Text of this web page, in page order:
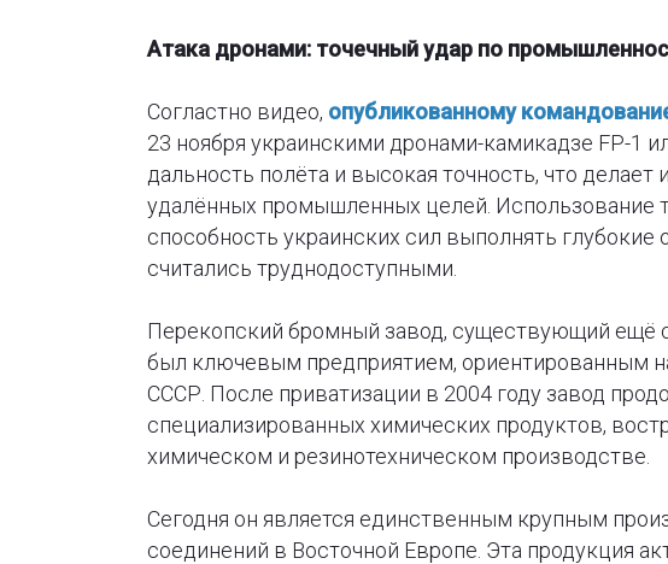
Атака дронами: точечный удар по
Согластно видео, опубликованному
23 ноября украинскими дронами-камикадзе FP-1
дальность полёта и высокая точность, что
удалённых промышленных целей. Использование
способность украинских сил выполнять
считались труднодоступными.
Перекопский бромный завод, существующий ещё
был ключевым предприятием, ориентированным
СССР. После приватизации в 2004 году завод
специализированных химических продуктов,
химическом и резинотехническом производстве.
Сегодня он является единственным крупным
соединений в Восточной Европе. Эта продукция